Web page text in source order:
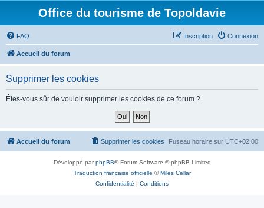
Office du tourisme de Topoldavie
FAQ Connexion
Inscription
Accueil du forum
Supprimer les cookies
Êtes-vous sûr de vouloir supprimer les cookies de ce forum ?
Accueil du forum Fuseau horaire sur UTC+02:00
Supprimer les cookies
Développé parphpBB® Forum Software © phpBB Limited
Traduction française officielle ©Miles Cellar
Confidentialité | Conditions